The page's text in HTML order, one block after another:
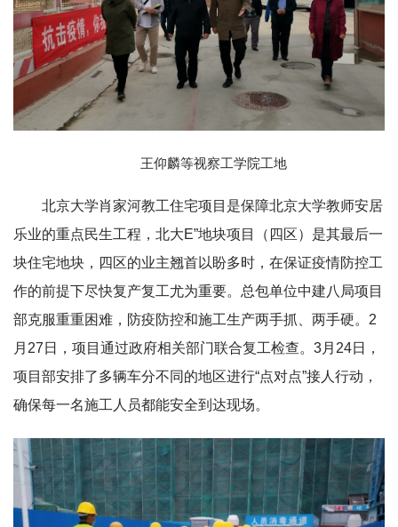
王仰麟等视察工学院工地
北京大学肖家河教工住宅项目是保障北京大学教师安居
乐业的重点民生工程，北大E”地块项目（四区）是其最后一
块住宅地块，四区的业主翘首以盼多时，在保证疫情防控工
作的前提下尽快复产复工尤为重要。总包单位中建八局项目
部克服重重困难，防疫防控和施工生产两手抓、两手硬。2
月27日，项目通过政府相关部门联合复工检查。3月24日，
项目部安排了多辆车分不同的地区进行“点对点”接人行动，
确保每一名施工人员都能安全到达现场。